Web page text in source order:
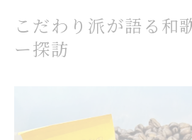
こだわり派が語る和
ー探訪